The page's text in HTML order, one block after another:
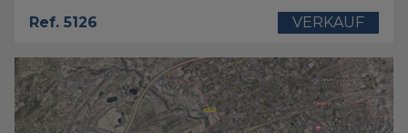
Ref. 5126 VERKAUF